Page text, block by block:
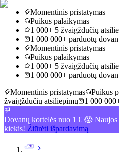
Momentinis pristatymas
Puikus palaikymas
1 000+ 5 žvaigždučių
1 000 000+ parduotų
Momentinis pristatymas
Puikus palaikymas
1 000+ 5 žvaigždučių
1 000 000+ parduotų
Momentinis pristatymas
Puikus
žvaigždučių atsiliepimų
1 000
Dovanų kortelės nuo 1 € 😱
kiekis! Žiūrėti išpardavimą